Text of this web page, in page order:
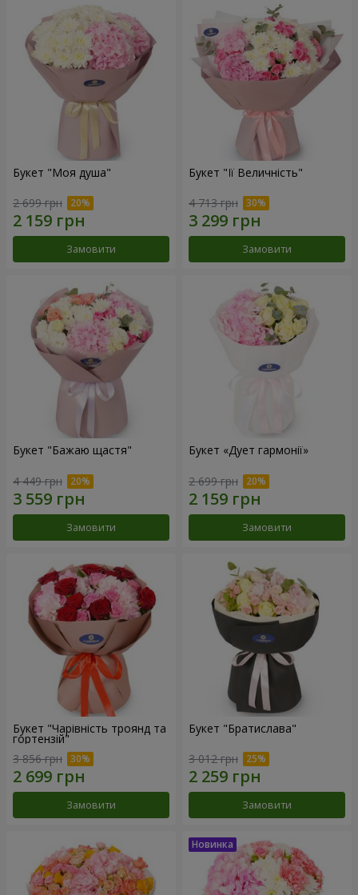
Букет "Моя душа"
2 699 грн
Замовити
Букет "Її Величність"
4 713 грн
Замовити
Букет "Бажаю щастя"
4 449 грн
Замовити
Букет «Дует гармонії»
2 699 грн
Замовити
Букет "Чарівність троянд та
гортензій"
3 856 грн
Замовити
Букет "Братислава"
3 012 грн
Замовити